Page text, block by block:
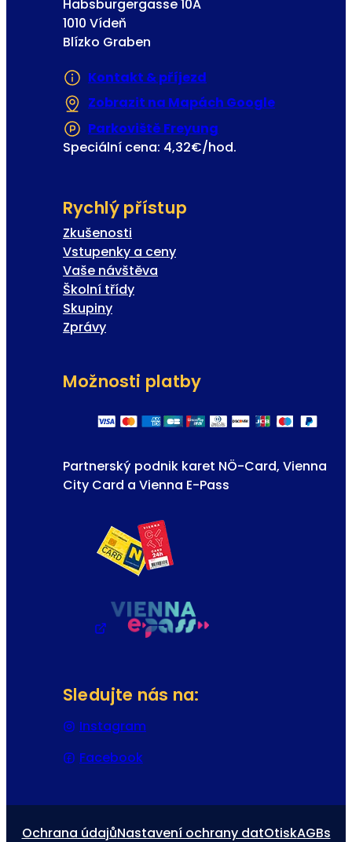
Habsburgergasse 10A
1010 Vídeň
Blízko Graben
Kontakt & příjezd
Zobrazit na Mapách Google
Parkoviště Freyung
Speciální cena: 4,32€/hod.
Rychlý přístup
Zkušenosti
Vstupenky a ceny
Vaše návštěva
Školní třídy
Skupiny
Zprávy
Možnosti platby
Partnerský podnik karet NÖ-Card, Vienna
City Card a Vienna E-Pass
Sledujte nás na:
Instagram
Facebook
Ochrana údajůNastavení ochrany datOtiskAGBs